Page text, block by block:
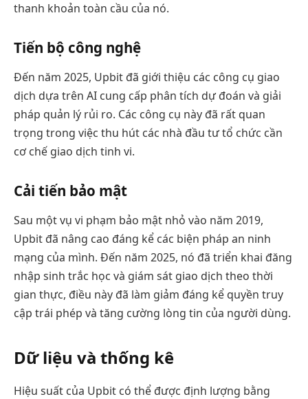
thanh khoản toàn cầu của nó.
Tiến bộ công nghệ
Đến năm 2025, Upbit đã giới thiệu các công cụ giao
dịch dựa trên AI cung cấp phân tích dự đoán và giải
pháp quản lý rủi ro. Các công cụ này đã rất quan
trọng trong việc thu hút các nhà đầu tư tổ chức cần
cơ chế giao dịch tinh vi.
Cải tiến bảo mật
Sau một vụ vi phạm bảo mật nhỏ vào năm 2019,
Upbit đã nâng cao đáng kể các biện pháp an ninh
mạng của mình. Đến năm 2025, nó đã triển khai đăng
nhập sinh trắc học và giám sát giao dịch theo thời
gian thực, điều này đã làm giảm đáng kể quyền truy
cập trái phép và tăng cường lòng tin của người dùng.
Dữ liệu và thống kê
Hiệu suất của Upbit có thể được định lượng bằng